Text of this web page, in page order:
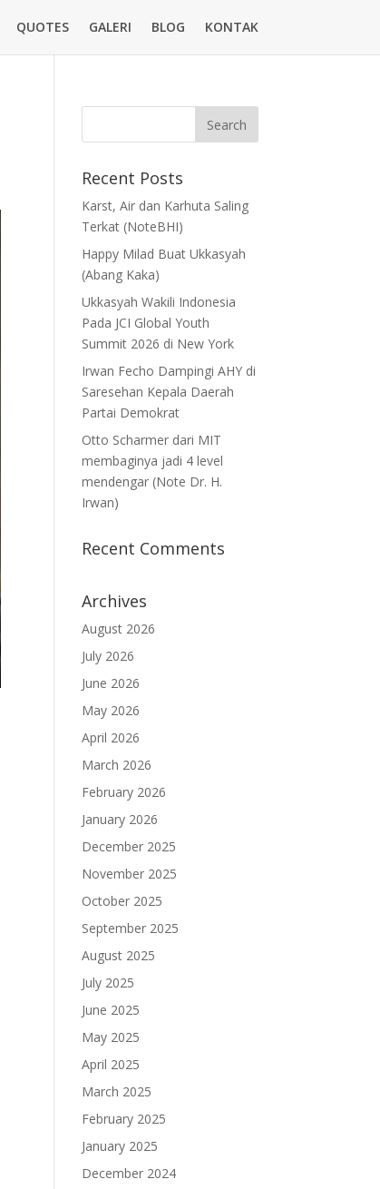
QUOTES GALERI BLOG KONTAK
Recent Posts
Karst, Air dan Karhuta Saling
Terkat (NoteBHI)
Happy Milad Buat Ukkasyah
(Abang Kaka)
Ukkasyah Wakili Indonesia
Pada JCI Global Youth
Summit 2026 di New York
Irwan Fecho Dampingi AHY di
Saresehan Kepala Daerah
Partai Demokrat
Otto Scharmer dari MIT
membaginya jadi 4 level
mendengar (Note Dr. H.
Irwan)
Recent Comments
Archives
August 2026
July 2026
June 2026
May 2026
April 2026
March 2026
February 2026
January 2026
December 2025
November 2025
October 2025
September 2025
August 2025
July 2025
June 2025
May 2025
April 2025
March 2025
February 2025
January 2025
December 2024